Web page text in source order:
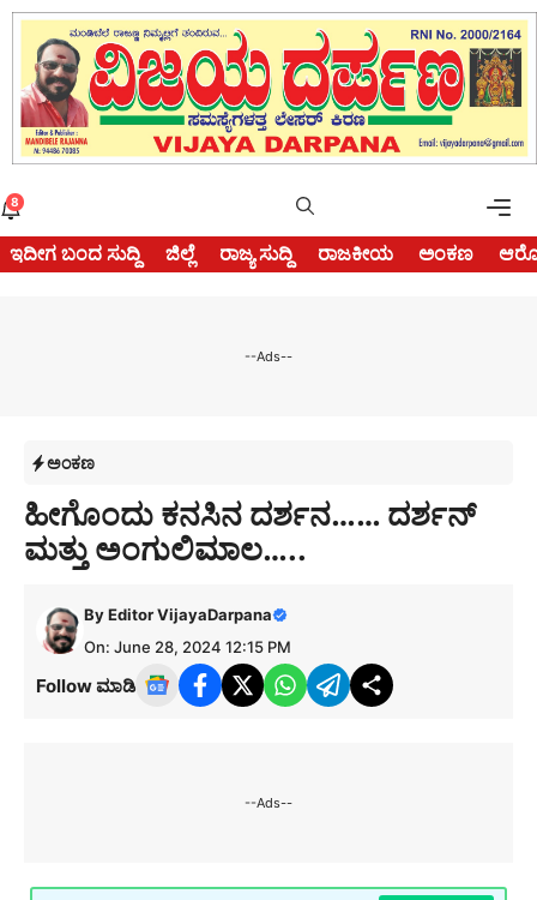
Skip
content
8
ಇದೀಗ ಬಂದ ಸುದ್ದಿ ಜಿಲ್ಲೆ ರಾಜ್ಯ ಸುದ್ದಿ ರಾಜಕೀಯ ಅಂಕಣ
--Ads--
ಅಂಕಣ
ಹೀಗೊಂದು ಕನಸಿನ ದರ್ಶನ…… ದರ್ಶನ್
ಮತ್ತು ಅಂಗುಲಿಮಾಲ…..
ByEditor VijayaDarpana
On: June 28, 2024 12:15 PM
Follow ಮಾಡಿ
--Ads--